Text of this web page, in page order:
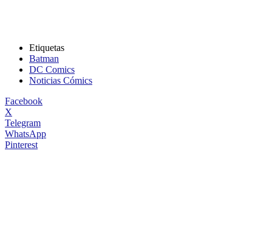
Etiquetas
Batman
DC Comics
Noticias Cómics
Facebook
X
Telegram
WhatsApp
Pinterest